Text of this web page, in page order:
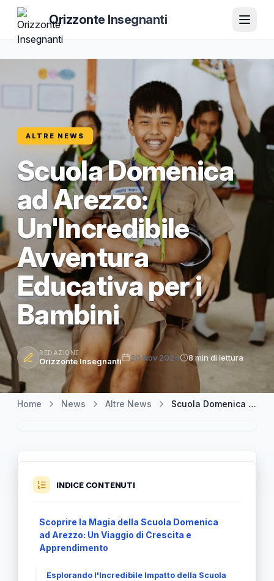
Orizzonte Insegnanti
ALTRE NEWS
Scuola Domenica
ad Arezzo:
Un'Incredibile
Avventura
Educativa per i
Bambini
REDAZIONE
Orizzonte Insegnanti 20 Nov 2024 8 min di lettura
Home News Altre News Scuola Domenica ad Arezzo: Un'Incredibile Avventura Educativa per i Bambini
INDICE CONTENUTI
Scoprire la Magia della Scuola Domenica
ad Arezzo: Un Viaggio di Crescita e
Apprendimento
Esplorando l'Incredibile Impatto della Scuola